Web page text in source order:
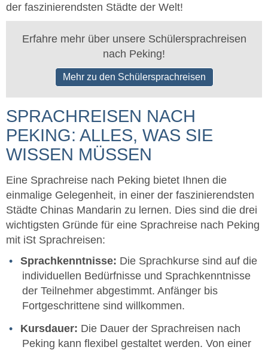
der faszinierendsten Städte der Welt!
Erfahre mehr über unsere Schülersprachreisen
nach Peking!
Mehr zu den Schülersprachreisen
SPRACHREISEN NACH
PEKING: ALLES, WAS SIE
WISSEN MÜSSEN
Eine Sprachreise nach Peking bietet Ihnen die
einmalige Gelegenheit, in einer der faszinierendsten
Städte Chinas Mandarin zu lernen. Dies sind die drei
wichtigsten Gründe für eine Sprachreise nach Peking
mit iSt Sprachreisen:
Sprachkenntnisse: Die Sprachkurse sind auf die
individuellen Bedürfnisse und Sprachkenntnisse
der Teilnehmer abgestimmt. Anfänger bis
Fortgeschrittene sind willkommen.
Kursdauer: Die Dauer der Sprachreisen nach
Peking kann flexibel gestaltet werden. Von einer